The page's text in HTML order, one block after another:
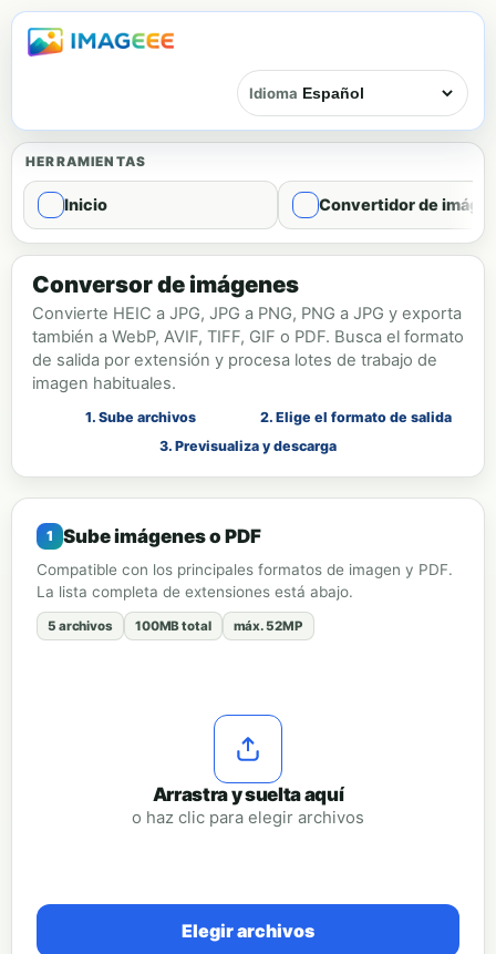
Idioma
HERRAMIENTAS
Inicio Convertidor de
Conversión de formato de imagen
Conversor de imágenes
Convierte HEIC a JPG, JPG a PNG, PNG a JPG y exporta
también a WebP, AVIF, TIFF, GIF o PDF. Busca el formato
de salida por extensión y procesa lotes de trabajo de
imagen habituales.
1. Sube archivos
2. Elige el formato de salida
3. Previsualiza y descarga
Sube imágenes o PDF
Compatible con los principales formatos de imagen y PDF.
La lista completa de extensiones está abajo.
5 archivos 100MB total máx. 52MP
Arrastra y suelta aquí
o haz clic para elegir archivos
Elegir archivos